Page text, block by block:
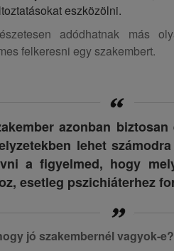
eszközölni.
adódhatnak más
felkeresni egy szakembert.
azonban
lehet
a figyelmed, hogy
esetleg pszichiáterhez
jó szakembernél vagyok-e?